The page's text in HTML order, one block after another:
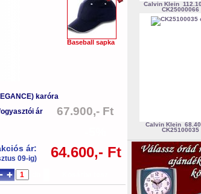
karóra
Baseball sapka
ár 67.900,- Ft
ár:
09-ig) 64.600,- Ft
Calvin Klein
CK25000066
Calvin Klein
CK25100035